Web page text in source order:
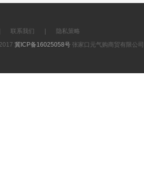
联系我们
隐私策略
冀ICP备16025058号 张家口元气购商贸有限公司